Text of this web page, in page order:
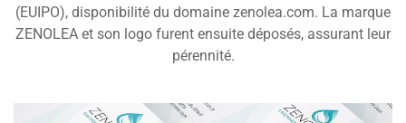
(EUIPO), disponibilité du domaine zenolea.com. La marque
ZENOLEA et son logo furent ensuite déposés, assurant leur
pérennité.